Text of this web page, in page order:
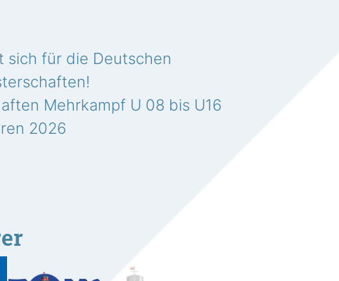
sich für die Deutschen
Mehrkampf U 08 bis U16
2026